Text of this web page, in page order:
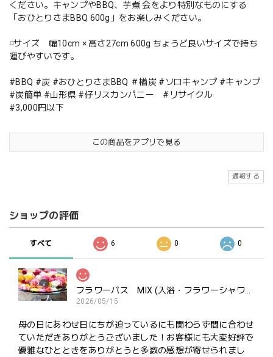
ください。キャンプやBBQ、芋煮 会をより特別なものにする
「おひとりさまBBQ 600g」をお楽しみください。
◽️サイズ 幅10cm × 高さ27cm 600g ちょうど良いサイズで持ち
運びやすいです。
#BBQ #炭 #おひとりさまBBQ ＃楢炭 #ソロキャンプ #キャンプ
#炭簡単 #山形県 #仔リスカンパニー #リサイクル
#3,000円以下
この商品をアプリで見る
通報する
ショップの評価
すべて 6 0 0
2026/05/15
母の日にあわせ日にちが迫っているにも関わらず間に合わせ
ていただきありがとうございました！お客様にも大変好評で
優雅なひとときをありがとうと多数の感想が寄せられまし